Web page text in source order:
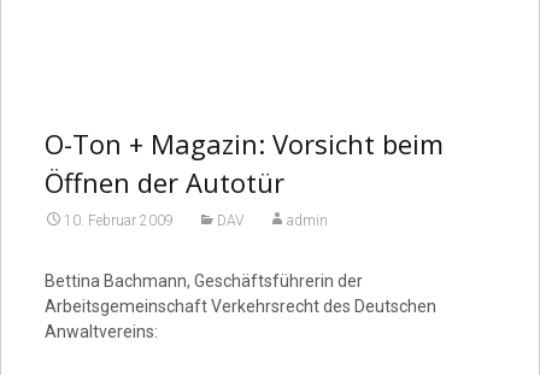
O-Ton + Magazin: Vorsicht beim
Öffnen der Autotür
10. Februar 2009 DAV admin
Bettina Bachmann, Geschäftsführerin der
Arbeitsgemeinschaft Verkehrsrecht des Deutschen
Anwaltvereins: